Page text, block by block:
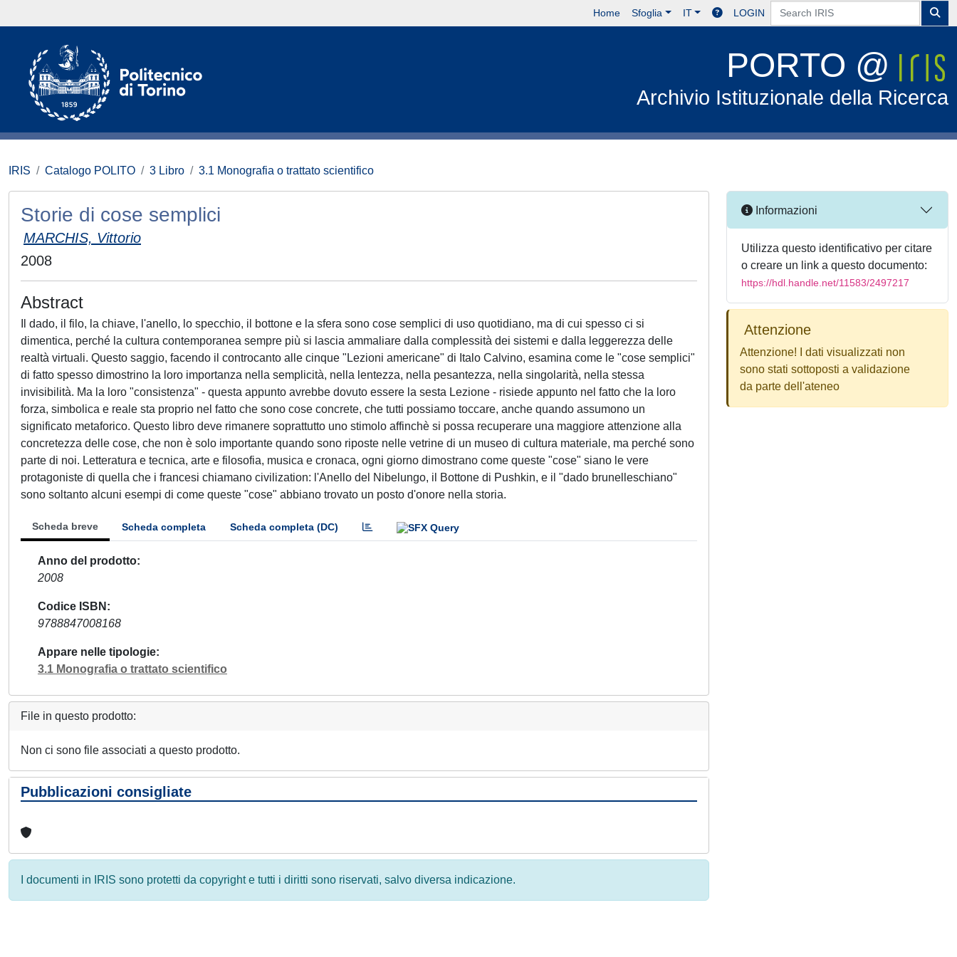
Home Sfoglia IT LOGIN
PORTO @
Archivio Istituzionale della Ricerca
IRIS Catalogo POLITO 3 Libro 3.1 Monografia o trattato scientifico
Storie di cose semplici
MARCHIS, Vittorio
2008
Abstract
Il dado, il filo, la chiave, l'anello, lo specchio, il bottone e la sfera sono cose semplici di uso quotidiano, ma di cui spesso ci si
dimentica, perché la cultura contemporanea sempre più si lascia ammaliare dalla complessità dei sistemi e dalla leggerezza delle
realtà virtuali. Questo saggio, facendo il controcanto alle cinque "Lezioni americane" di Italo Calvino, esamina come le "cose semplici"
di fatto spesso dimostrino la loro importanza nella semplicità, nella lentezza, nella pesantezza, nella singolarità, nella stessa
invisibilità. Ma la loro "consistenza" - questa appunto avrebbe dovuto essere la sesta Lezione - risiede appunto nel fatto che la loro
forza, simbolica e reale sta proprio nel fatto che sono cose concrete, che tutti possiamo toccare, anche quando assumono un
significato metaforico. Questo libro deve rimanere soprattutto uno stimolo affinchè si possa recuperare una maggiore attenzione alla
concretezza delle cose, che non è solo importante quando sono riposte nelle vetrine di un museo di cultura materiale, ma perché sono
parte di noi. Letteratura e tecnica, arte e filosofia, musica e cronaca, ogni giorno dimostrano come queste "cose" siano le vere
protagoniste di quella che i francesi chiamano civilization: l'Anello del Nibelungo, il Bottone di Pushkin, e il "dado brunelleschiano"
sono soltanto alcuni esempi di come queste "cose" abbiano trovato un posto d'onore nella storia.
Scheda breve Scheda completa Scheda completa (DC)
Anno del prodotto
2008
Codice ISBN
9788847008168
Appare nelle tipologie
3.1 Monografia o trattato scientifico
File in questo prodotto:
Non ci sono file associati a questo prodotto.
Pubblicazioni consigliate
I documenti in IRIS sono protetti da copyright e tutti i diritti sono riservati, salvo diversa indicazione.
Informazioni
Utilizza questo identificativo per citare
o creare un link a questo documento:
https://hdl.handle.net/11583/2497217
Attenzione
Attenzione! I dati visualizzati non
sono stati sottoposti a validazione
da parte dell'ateneo